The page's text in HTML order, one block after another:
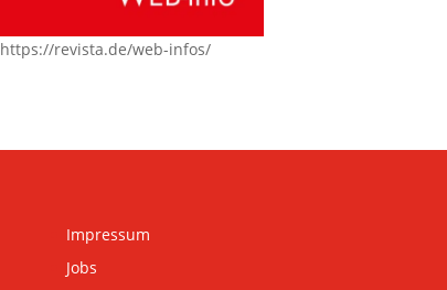
https://revista.de/web-infos/
Impressum
Jobs